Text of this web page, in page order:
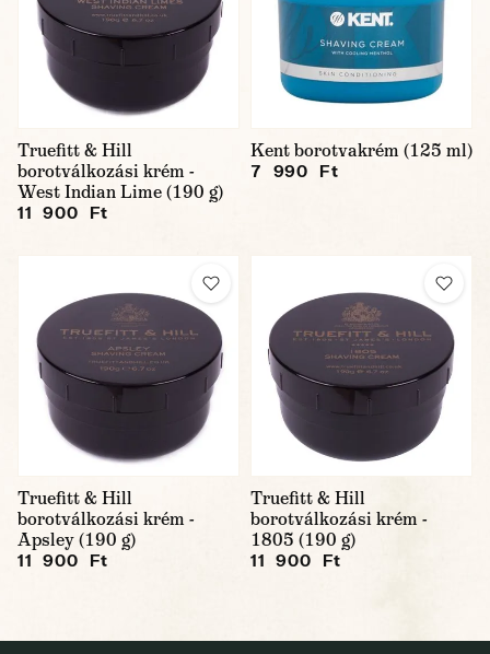
Truefitt & Hill
borotválkozási krém -
West Indian Lime (190 g)
11 900 Ft
Kent borotvakrém (125 ml)
7 990 Ft
Truefitt & Hill
borotválkozási krém -
Apsley (190 g)
11 900 Ft
Truefitt & Hill
borotválkozási krém -
1805 (190 g)
11 900 Ft